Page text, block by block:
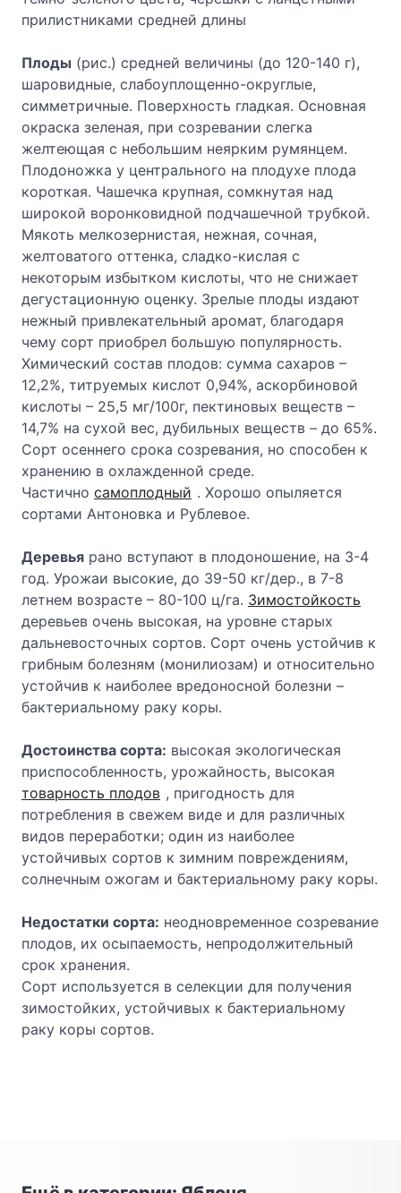
прилистниками средней длины
Плоды (рис.) средней величины (до 120-140 г),
шаровидные, слабоуплощенно-округлые,
симметричные. Поверхность гладкая. Основная
окраска зеленая, при созревании слегка
желтеющая с небольшим неярким румянцем.
Плодоножка у центрального на плодухе плода
короткая. Чашечка крупная, сомкнутая над
широкой воронковидной подчашечной трубкой.
Мякоть мелкозернистая, нежная, сочная,
желтоватого оттенка, сладко-кислая с
некоторым избытком кислоты, что не снижает
дегустационную оценку. Зрелые плоды издают
нежный привлекательный аромат, благодаря
чему сорт приобрел большую популярность.
Химический состав плодов: сумма сахаров –
12,2%, титруемых кислот 0,94%, аскорбиновой
кислоты – 25,5 мг/100г, пектиновых веществ –
14,7% на сухой вес, дубильных веществ – до 65%.
Сорт осеннего срока созревания, но способен к
хранению в охлажденной среде.
Частично самоплодный . Хорошо опыляется
сортами Антоновка и Рублевое.
Деревья рано вступают в плодоношение, на 3-4
год. Урожаи высокие, до 39-50 кг/дер., в 7-8
летнем возрасте – 80-100 ц/га. Зимостойкость
деревьев очень высокая, на уровне старых
дальневосточных сортов. Сорт очень устойчив к
грибным болезням (монилиозам) и относительно
устойчив к наиболее вредоносной болезни –
бактериальному раку коры.
Достоинства сорта: высокая экологическая
приспособленность, урожайность, высокая
товарность плодов , пригодность для
потребления в свежем виде и для различных
видов переработки; один из наиболее
устойчивых сортов к зимним повреждениям,
солнечным ожогам и бактериальному раку коры.
Недостатки сорта: неодновременное созревание
плодов, их осыпаемость, непродолжительный
срок хранения.
Сорт используется в селекции для получения
зимостойких, устойчивых к бактериальному
раку коры сортов.